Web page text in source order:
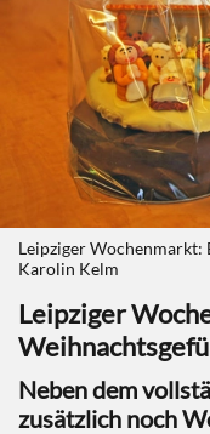
Leipziger Wochenmarkt:
Karolin Kelm
Leipziger
Neben dem
zusätzlich noch